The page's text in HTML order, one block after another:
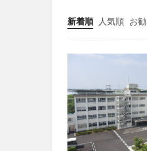
新着順 人気順 お
投
学
マ
電